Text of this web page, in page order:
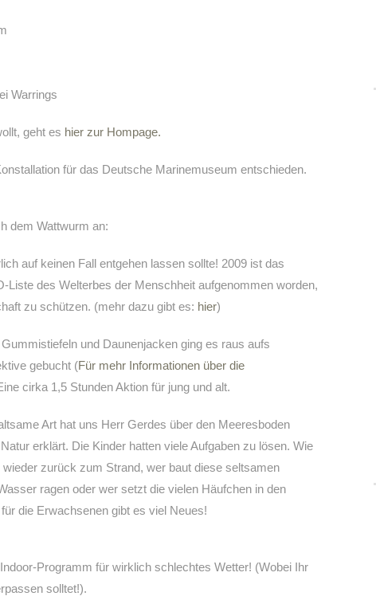
Warrings
geht es hier zur Hompage.
für das Deutsche Marinemuseum entschieden.
dem Wattwurm an:
auf keinen Fall entgehen lassen sollte! 2009 ist das
Liste des Welterbes der Menschheit aufgenommen worden,
zu schützen. (mehr dazu gibt es: hier)
und Daunenjacken ging es raus aufs
gebucht (Für mehr Informationen über die
cirka 1,5 Stunden Aktion für jung und alt.
Art hat uns Herr Gerdes über den Meeresboden
erklärt. Die Kinder hatten viele Aufgaben zu lösen. Wie
zurück zum Strand, wer baut diese seltsamen
ragen oder wer setzt die vielen Häufchen in den
die Erwachsenen gibt es viel Neues!
Programm für wirklich schlechtes Wetter! (Wobei Ihr
solltet!).